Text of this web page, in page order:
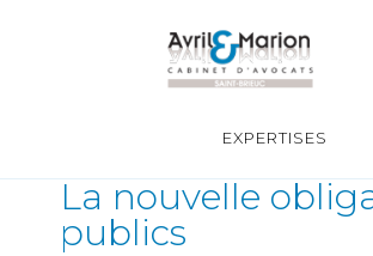
EXPERTISES
La nouvelle
publics